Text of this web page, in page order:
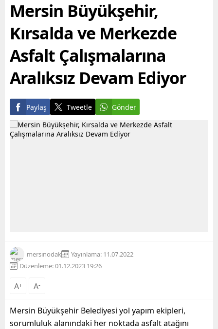
alabilmesine destek
olmayı hedefleyen
yapının...
Mersin Büyükşehir,
Kırsalda ve Merkezde
Asfalt Çalışmalarına
Aralıksız Devam Ediyor
Paylaş Tweetle Gönder
mersinodak
Yayınlama: 11.07.2022
Düzenleme: 01.12.2023 19:26
A+ A-
Mersin Büyükşehir Belediyesi yol yapım ekipleri,
sorumluluk alanındaki her noktada asfalt atağını